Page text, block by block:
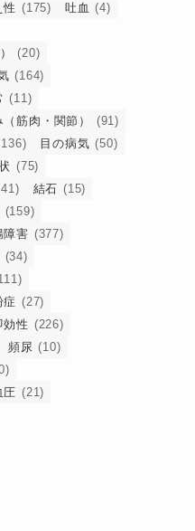
性 (175) 吐血 (4)
(20)
(164)
(11)
（筋肉・関節）
(91)
目の病気 (50)
(75)
結石 (15)
(159)
障害 (377)
(34)
症 (27)
効性 (226)
頻尿 (10)
圧 (21)